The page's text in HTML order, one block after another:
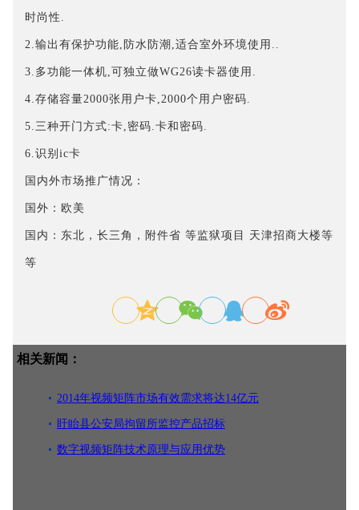
时尚性.
2.输出有保护功能,防水防潮,适合室外环境使用..
3.多功能一体机,可独立做WG26读卡器使用.
4.存储容量2000张用户卡,2000个用户密码.
5.三种开门方式:卡,密码.卡和密码.
6.识别ic卡
国内外市场推广情况：
国外：欧美
国内：东北，长三角，附件省 等监狱项目 天津招商大楼等
等
相关新闻：
2014年视频矩阵市场有效需求将达14亿元
盱眙县公安局拘留所监控产品招标
数字视频矩阵技术原理与应用优势